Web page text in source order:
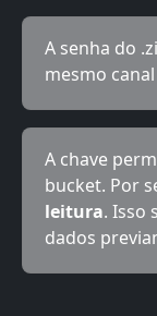
A senha do
mesmo
A chave
bucket. Por
leitura. Isso
dados